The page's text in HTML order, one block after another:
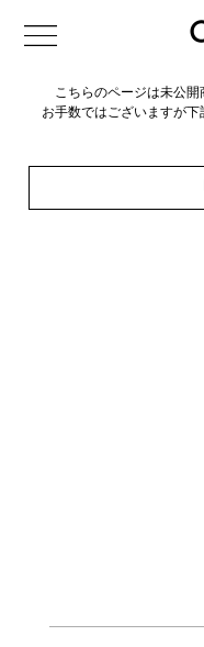
こちらのページは未公開
お手数ではございますが下